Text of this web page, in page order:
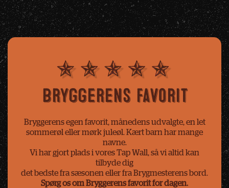
Bryggerens favorit
Bryggerens egen favorit, månedens udvalgte, en let
sommerøl eller mørk juleøl. Kært barn har mange
navne.
Vi har gjort plads i vores Tap Wall, så vi altid kan
tilbyde dig
det bedste fra sæsonen eller fra Brygmesterens bord.
Spørg os om Bryggerens favorit for dagen.